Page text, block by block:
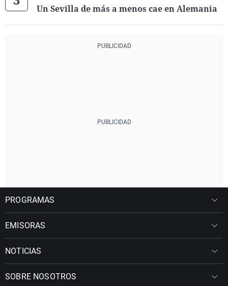
Un Sevilla de más a menos cae en Alemania
PROGRAMAS
EMISORAS
NOTICIAS
SOBRE NOSOTROS